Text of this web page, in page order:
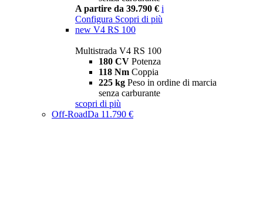
A partire da 39.790 € i
Configura Scopri di più
new V4 RS 100
Multistrada V4 RS 100
180 CV Potenza
118 Nm Coppia
225 kg Peso in ordine di marcia
senza carburante
scopri di più
Off-RoadDa 11.790 €